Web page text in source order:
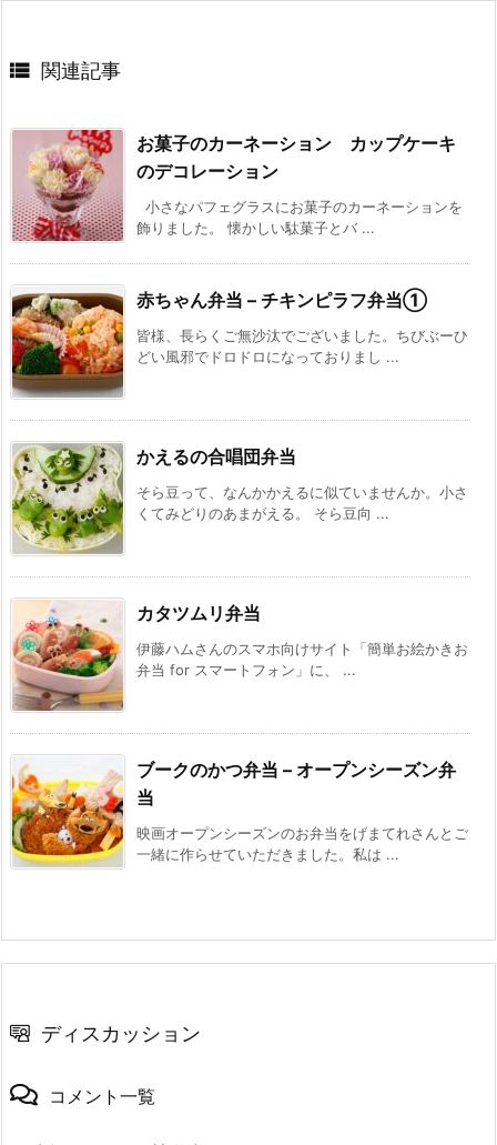
 関連記事
お菓子のカーネーション カップケーキ
のデコレーション
小さなパフェグラスにお菓子のカーネーションを
飾りました。 懐かしい駄菓子とバ ...
赤ちゃん弁当 – チキンピラフ弁当①
皆様、長らくご無沙汰でございました。ちびぶーひ
どい風邪でドロドロになっておりまし ...
かえるの合唱団弁当
そら豆って、なんかかえるに似ていませんか。小さ
くてみどりのあまがえる。 そら豆向 ...
カタツムリ弁当
伊藤ハムさんのスマホ向けサイト「簡単お絵かきお
弁当 for スマートフォン」に、 ...
ブークのかつ弁当 – オープンシーズン弁
当
映画オープンシーズンのお弁当をげまてれさんとご
一緒に作らせていただきました。私は ...
ディスカッション
コメント一覧